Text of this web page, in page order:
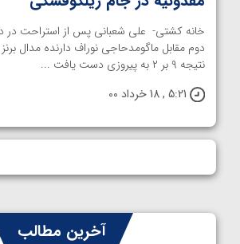
خانه کشتی- علی شعبانی پس از استراحت در
دوم مقابل ماگومدحاجی نوراف دارنده مدال برنز
نتیجه ۹ بر ۲ به پیروزی دست یافت ...
5:21 , 18 خرداد 00
آخرین مطالب